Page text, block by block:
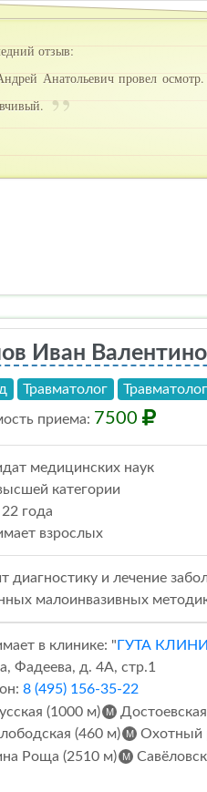
отзыв:
Анатольевич провел
Иван
Травматолог
приема: 7500
медицинских наук
категории
года
взрослых
диагностику и лечение
малоинвазивных
в клинике: "ГУТА
Фадеева, д. 4А, стр.1
8 (495) 156-35-22
(1000 м)
(460 м)
Охотный
Роща (2510 м)